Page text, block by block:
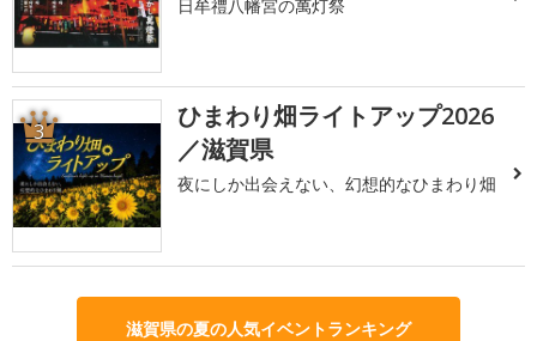
日牟禮八幡宮の萬灯祭
3
ひまわり畑ライトアップ2026
／滋賀県
夜にしか出会えない、幻想的なひまわり畑
滋賀県の夏の人気イベントランキング